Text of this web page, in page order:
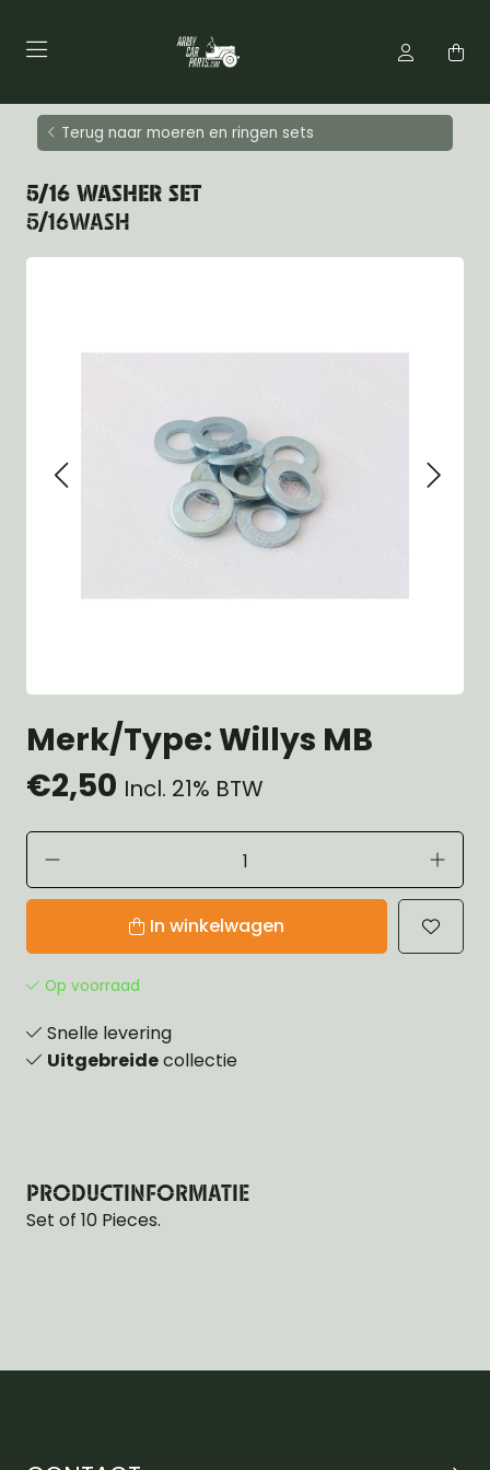
Terug naar moeren en ringen sets
5/16 WASHER SET
5/16WASH
Merk/Type: Willys MB
€2,50 Incl. 21% BTW
In winkelwagen
Op voorraad
Snelle levering
Uitgebreidecollectie
PRODUCTINFORMATIE
Set of 10 Pieces.